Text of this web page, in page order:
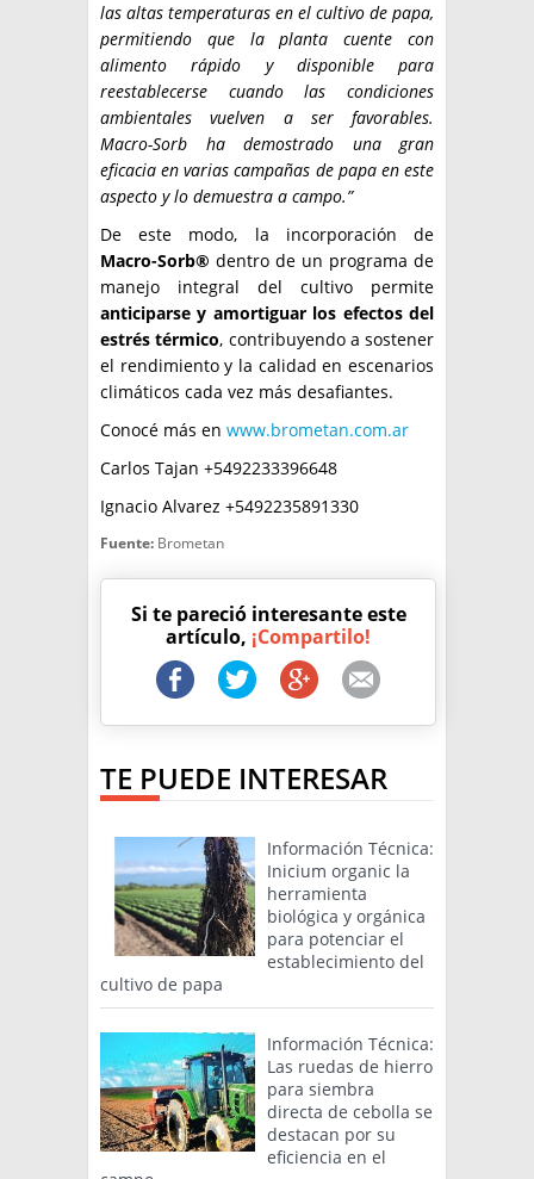
las altas temperaturas en el cultivo de papa,
permitiendo que la planta cuente con
alimento rápido y disponible para
reestablecerse cuando las condiciones
ambientales vuelven a ser favorables.
Macro-Sorb ha demostrado una gran
eficacia en varias campañas de papa en este
aspecto y lo demuestra a campo.”
De este modo, la incorporación de
Macro-Sorb® dentro de un programa de
manejo integral del cultivo permite
anticiparse y amortiguar los efectos del
estrés térmico, contribuyendo a sostener
el rendimiento y la calidad en escenarios
climáticos cada vez más desafiantes.
Conocé más en www.brometan.com.ar
Carlos Tajan +5492233396648
Ignacio Alvarez +5492235891330
Fuente: Brometan
Si te pareció interesante este
artículo, ¡Compartilo!
TE PUEDE INTERESAR
Información Técnica:
Inicium organic la
herramienta
biológica y orgánica
para potenciar el
establecimiento del
cultivo de papa
Información Técnica:
Las ruedas de hierro
para siembra
directa de cebolla se
destacan por su
eficiencia en el